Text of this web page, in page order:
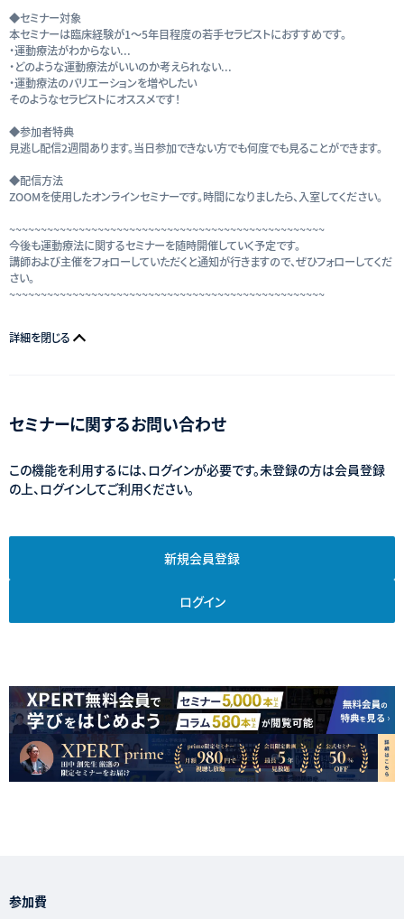
参加費
◆セミナー対象
本セミナーは臨床経験が1〜5年目程度の若手セラピストにおすすめです。
・運動療法がわからない...
・どのような運動療法がいいのか考えられない...
・運動療法のバリエーションを増やしたい
そのようなセラピストにオススメです！
◆参加者特典
見逃し配信2週間あります。当日参加できない方でも何度でも見ることができます。
◆配信方法
ZOOMを使用したオンラインセミナーです。時間になりましたら、入室してください。
~~~~~~~~~~~~~~~~~~~~~~~~~~~~~~~~~~~~~~~~~~~~~~~~~~
今後も運動療法に関するセミナーを随時開催していく予定です。
講師および主催をフォローしていただくと通知が行きますので、ぜひフォローしてくだ
さい。
~~~~~~~~~~~~~~~~~~~~~~~~~~~~~~~~~~~~~~~~~~~~~~~~~~
詳細を閉じる
セミナーに関するお問い合わせ
この機能を利用するには、ログインが必要です。未登録の方は会員登録
の上、ログインしてご利用ください。
新規会員登録
ログイン